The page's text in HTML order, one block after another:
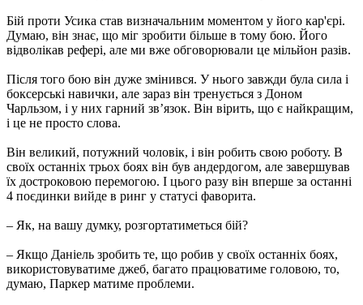
Бій проти Усика став визначальним моментом у його кар'єрі.
Думаю, він знає, що міг зробити більше в тому бою. Його
відволікав рефері, але ми вже обговорювали це мільйон разів.
Після того бою він дуже змінився. У нього завжди була сила і
боксерські навички, але зараз він тренується з Доном
Чарльзом, і у них гарний зв’язок. Він вірить, що є найкращим,
і це не просто слова.
Він великий, потужний чоловік, і він робить свою роботу. В
своїх останніх трьох боях він був андердогом, але завершував
їх достроковою перемогою. І цього разу він вперше за останні
4 поєдинки вийде в ринг у статусі фаворита.
– Як, на вашу думку, розгортатиметься бій?
– Якщо Даніель зробить те, що робив у своїх останніх боях,
використовуватиме джеб, багато працюватиме головою, то,
думаю, Паркер матиме проблеми.